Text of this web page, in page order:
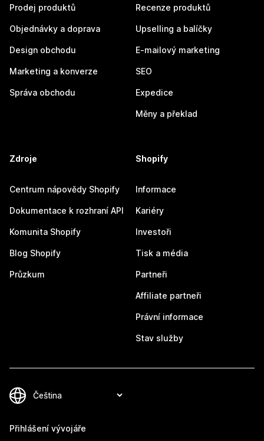
Prodej produktů
Objednávky a doprava
Design obchodu
Marketing a konverze
Správa obchodu
Recenze produktů
Upselling a balíčky
E-mailový marketing
SEO
Expedice
Měny a překlad
Zdroje
Centrum nápovědy Shopify
Dokumentace k rozhraní API
Komunita Shopify
Blog Shopify
Průzkum
Shopify
Informace
Kariéry
Investoři
Tisk a média
Partneři
Affiliate partneři
Právní informace
Stav služby
Přihlášení vývojáře